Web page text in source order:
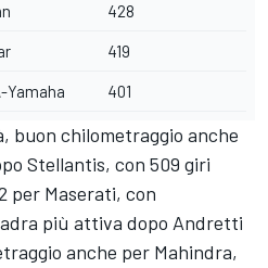
428
419
Yamaha 401
buon chilometraggio anche
Stellantis, con 509 giri
per Maserati, con
più attiva dopo Andretti
anche per Mahindra,